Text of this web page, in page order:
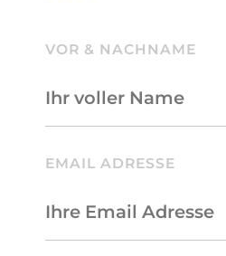
VOR & NACHNAME
BITTE LASSE DIESES
EMAIL ADRESSE